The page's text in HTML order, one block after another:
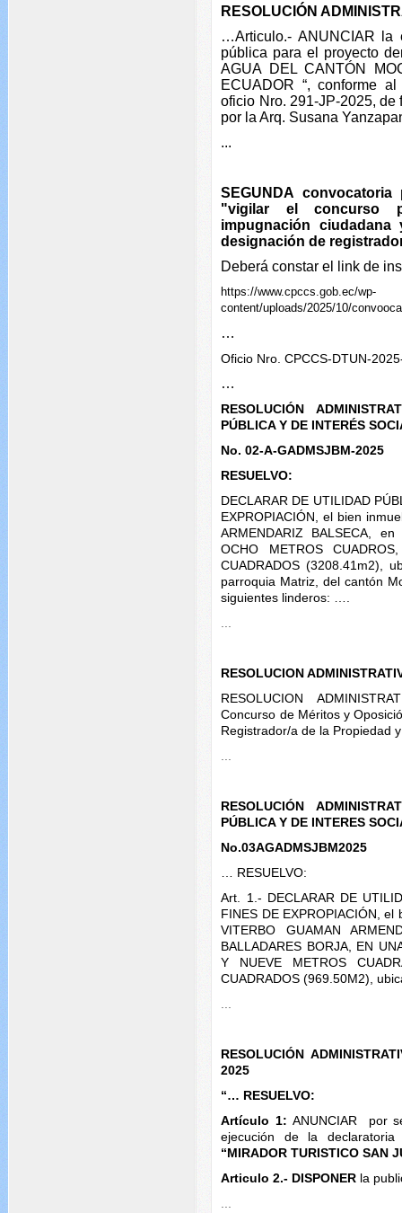
RESOLUCIÓN
…Articulo.- ANUNCIAR la
pública para el proyecto
AGUA DEL CANTÓN
ECUADOR “, conforme
oficio Nro. 291-JP-2025, de
por la Arq. Susana
...
SEGUNDA
"vigilar el concurso
impugnación
designación de
Deberá constar el link de
https://www.cpccs.gob.ec/wp-
content/uploads/2025/10/
…
Oficio Nro. CPCCS-DTUN-
…
RESOLUCIÓN
PÚBLICA Y DE INTERÉS
No. 02-A-GADMSJBM-2025
RESUELVO:
DECLARAR DE UTILIDAD
EXPROPIACIÓN, el bien
ARMENDARIZ BALSECA,
OCHO METROS
CUADRADOS (3208.41m2),
parroquia Matriz, del cantón
siguientes linderos: ….
RESOLUCION
RESOLUCION
Concurso de Méritos y
Registrador/a de la Propiedad
RESOLUCIÓN
PÚBLICA Y DE INTERES
No.03AGADMSJBM2025
… RESUELVO:
Art. 1.- DECLARAR DE
FINES DE EXPROPIACIÓN,
VITERBO GUAMAN
BALLADARES BORJA, EN
Y NUEVE METROS
CUADRADOS (969.50M2),
RESOLUCIÓN
2025
“… RESUELVO:
Artículo 1:ANUNCIAR por
ejecución de la
“MIRADOR TURISTICO SAN
Articulo 2.- DISPONER la